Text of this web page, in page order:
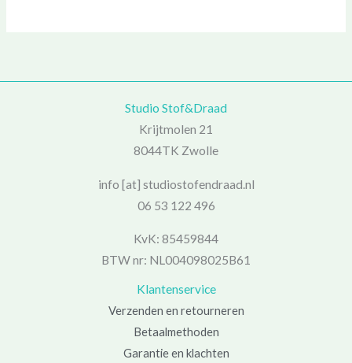
Studio Stof&Draad
Krijtmolen 21
8044TK Zwolle
info [at] studiostofendraad.nl
06 53 122 496
KvK: 85459844
BTW nr: NL004098025B61
Klantenservice
Verzenden en retourneren
Betaalmethoden
Garantie en klachten